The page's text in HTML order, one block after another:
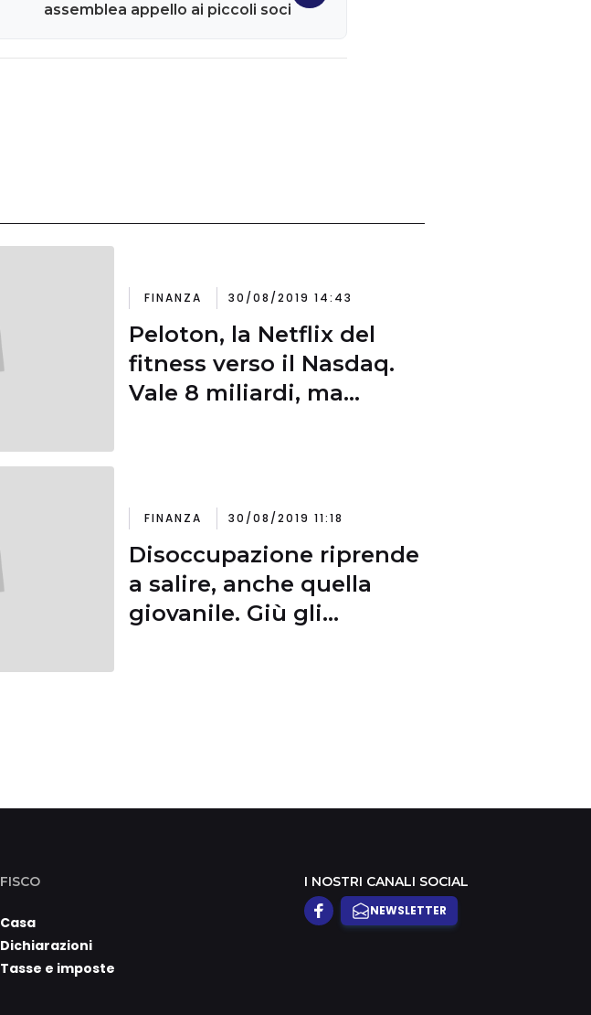
assemblea appello ai piccoli soci
FINANZA 30/08/2019 14:43
Peloton, la Netflix del
fitness verso il Nasdaq.
Vale 8 miliardi, ma
FINANZA 30/08/2019 11:18
Disoccupazione riprende
a salire, anche quella
giovanile. Giù gli
FISCO
Casa
Dichiarazioni
Tasse e imposte
I NOSTRI CANALI SOCIAL
NEWSLETTER